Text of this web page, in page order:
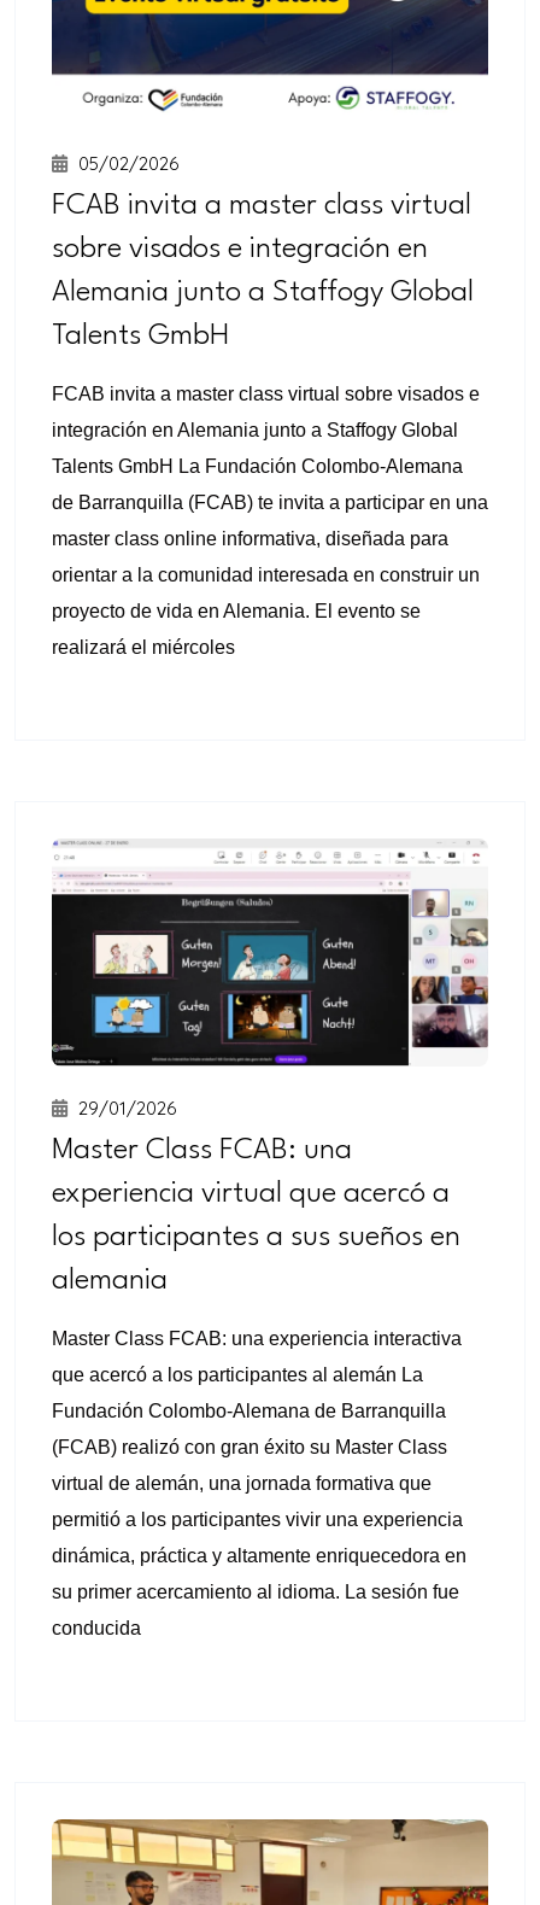
05/02/2026
FCAB invita a master class virtual
sobre visados e integración en
Alemania junto a Staffogy Global
Talents GmbH
FCAB invita a master class virtual sobre visados e
integración en Alemania junto a Staffogy Global
Talents GmbH La Fundación Colombo-Alemana
de Barranquilla (FCAB) te invita a participar en una
master class online informativa, diseñada para
orientar a la comunidad interesada en construir un
proyecto de vida en Alemania. El evento se
realizará el miércoles
29/01/2026
Master Class FCAB: una
experiencia virtual que acercó a
los participantes a sus sueños en
alemania
Master Class FCAB: una experiencia interactiva
que acercó a los participantes al alemán La
Fundación Colombo-Alemana de Barranquilla
(FCAB) realizó con gran éxito su Master Class
virtual de alemán, una jornada formativa que
permitió a los participantes vivir una experiencia
dinámica, práctica y altamente enriquecedora en
su primer acercamiento al idioma. La sesión fue
conducida